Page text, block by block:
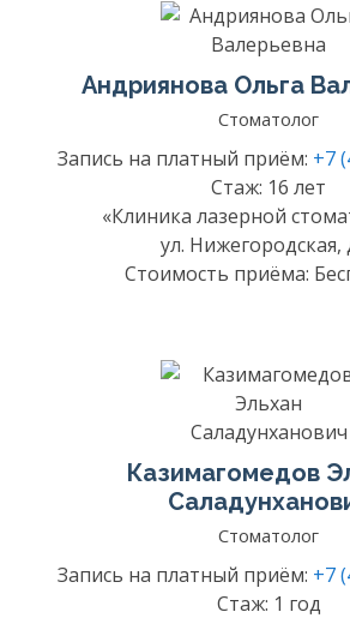
Андриянова Ольга
Стоматолог
Запись на платный приём: +7
Стаж: 16 лет
«Клиника лазерной
ул. Нижегородская,
Стоимость приёма:
Казимагомедов
Стоматолог
Запись на платный приём: +7
Стаж: 1 год